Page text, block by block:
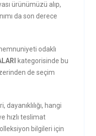
ürünümüzü alıp,
da son derece
odaklı
kategorisinde bu
de seçim
hangi
hızlı teslimat
bilgileri için